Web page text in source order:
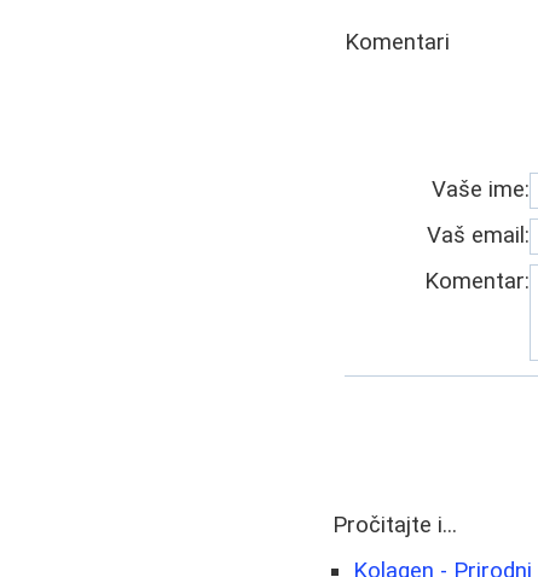
Komentari
Vaše ime:
Vaš email:
Komentar:
Pročitajte i...
Kolagen -